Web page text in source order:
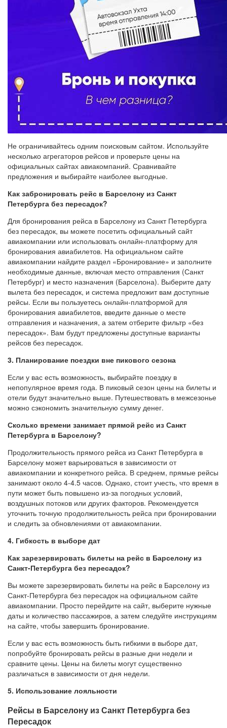
Не ограничивайтесь одним поисковым сайтом. Используйте
несколько агрегаторов рейсов и проверьте цены на
официальных сайтах авиакомпаний. Сравнивайте
предложения и выбирайте наиболее выгодные.
Как забронировать рейс в Барселону из Санкт
Петербурга без пересадок?
Для бронирования рейса в Барселону из Санкт Петербурга
без пересадок, вы можете посетить официальный сайт
авиакомпании или использовать онлайн-платформу для
бронирования авиабилетов. На официальном сайте
авиакомпании найдите раздел «Бронирование» и заполните
необходимые данные, включая место отправления (Санкт
Петербург) и место назначения (Барселона). Выберите дату
вылета без пересадок, и система предложит вам доступные
рейсы. Если вы пользуетесь онлайн-платформой для
бронирования авиабилетов, введите данные о месте
отправления и назначения, а затем отберите фильтр «без
пересадок». Вам будут предложены доступные варианты
рейсов без пересадок.
3. Планирование поездки вне пикового сезона
Если у вас есть возможность, выбирайте поездку в
непопулярное время года. В пиковый сезон цены на билеты и
отели будут значительно выше. Путешествовать в межсезонье
можно сэкономить значительную сумму денег.
Сколько времени занимает прямой рейс из Санкт
Петербурга в Барселону?
Продолжительность прямого рейса из Санкт Петербурга в
Барселону может варьироваться в зависимости от
авиакомпании и конкретного рейса. В среднем, прямые рейсы
занимают около 4-4.5 часов. Однако, стоит учесть, что время в
пути может быть повышено из-за погодных условий,
воздушных потоков или других факторов. Рекомендуется
уточнить точную продолжительность рейса при бронировании
и следить за обновлениями от авиакомпании.
4. Гибкость в выборе дат
Как зарезервировать билеты на рейс в Барселону из
Санкт-Петербурга без пересадок?
Вы можете зарезервировать билеты на рейс в Барселону из
Санкт-Петербурга без пересадок на официальном сайте
авиакомпании. Просто перейдите на сайт, выберите нужные
даты и количество пассажиров, а затем следуйте инструкциям
на сайте, чтобы завершить бронирование.
Если у вас есть возможность быть гибкими в выборе дат,
попробуйте бронировать рейсы в разные дни недели и
сравните цены. Цены на билеты могут существенно
различаться в зависимости от дня недели.
5. Использование лояльности
Рейсы в Барселону из Санкт Петербурга без
Пересадок